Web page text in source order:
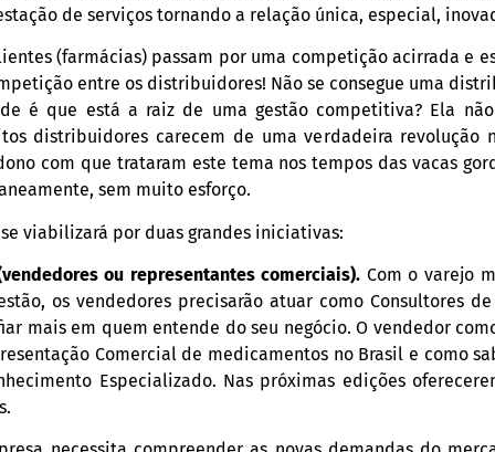
de serviços tornando a relação única, especial,
(farmácias) passam por uma competição acirrada e
entre os distribuidores! Não se consegue uma
é que está a raiz de uma gestão competitiva? Ela
distribuidores carecem de uma verdadeira
com que trataram este tema nos tempos das vacas
sem muito esforço.
viabilizará por duas grandes iniciativas:
ou representantes comerciais). Com o varejo
os vendedores precisarão atuar como Consultores
mais em quem entende do seu negócio. O vendedor
Comercial de medicamentos no Brasil e como
Especializado. Nas próximas edições